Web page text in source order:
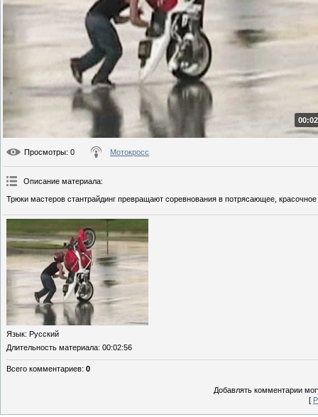
Просмотры: 0 Мотокросс
Описание материала:
Трюки мастеров стантрайдинг превращают соревнования в потрясающее,
Язык: Русский
Длительность материала: 00:02:56
Всего комментариев: 0
Добавлять комментарии
[